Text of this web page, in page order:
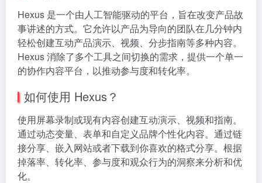
Hexus 是一个由人工智能驱动的平台，旨在改变产品故
事讲述的方式。它允许以产品为导向的团队在几分钟内
轻松创建互动产品演示、视频、分步指南等多种内容。
Hexus 消除了多个工具之间切换的需求，提供一个单一
的协作内容平台，以推动参与度和转化率。
如何使用 Hexus？
使用屏幕录制或现有内容创建互动演示、视频和指南。
通过动态变量、表单和自定义品牌个性化内容。通过链
接分享、嵌入网站或者下载到你喜欢的格式分享。根据
掉落率、转化率、参与度和观众行为的洞察来分析和优
化。